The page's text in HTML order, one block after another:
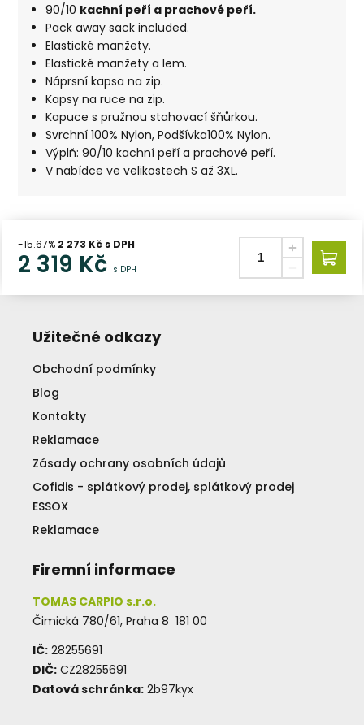
90/10 kachní peří a prachové peří.
Pack away sack included.
Elastické manžety.
Elastické manžety a lem.
Náprsní kapsa na zip.
Kapsy na ruce na zip.
Kapuce s pružnou stahovací šňůrkou.
Svrchní 100% Nylon, Podšívka100% Nylon.
Výplň: 90/10 kachní peří a prachové peří.
V nabídce ve velikostech S až 3XL.
-15.67%2 273Kč s DPH
2 319 Kč s DPH
Užitečné odkazy
Obchodní podmínky
Blog
Kontakty
Reklamace
Zásady ochrany osobních údajů
Cofidis - splátkový prodej, splátkový prodej
ESSOX
Reklamace
Firemní informace
TOMAS CARPIO s.r.o.
Čimická 780/61, Praha 8 181 00
IČ: 28255691
DIČ: CZ28255691
Datová schránka: 2b97kyx